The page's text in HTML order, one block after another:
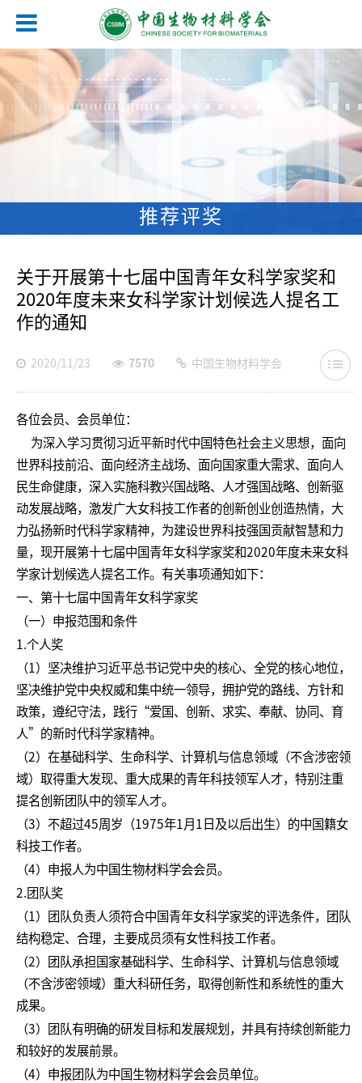
推荐评奖
关于开展第十七届中国青年女科学家奖和
2020年度未来女科学家计划候选人提名工
作的通知
2020/11/23 7570 中国生物材料学会
各位会员、会员单位：
为深入学习贯彻习近平新时代中国特色社会主义思想，面向
世界科技前沿、面向经济主战场、面向国家重大需求、面向人
民生命健康，深入实施科教兴国战略、人才强国战略、创新驱
动发展战略，激发广大女科技工作者的创新创业创造热情，大
力弘扬新时代科学家精神，为建设世界科技强国贡献智慧和力
量，现开展第十七届中国青年女科学家奖和2020年度未来女科
学家计划候选人提名工作。有关事项通知如下：
一、第十七届中国青年女科学家奖
（一）申报范围和条件
1.个人奖
（1）坚决维护习近平总书记党中央的核心、全党的核心地位，
坚决维护党中央权威和集中统一领导，拥护党的路线、方针和
政策，遵纪守法，践行“爱国、创新、求实、奉献、协同、育
人”的新时代科学家精神。
（2）在基础科学、生命科学、计算机与信息领域（不含涉密领
域）取得重大发现、重大成果的青年科技领军人才，特别注重
提名创新团队中的领军人才。
（3）不超过45周岁（1975年1月1日及以后出生）的中国籍女
科技工作者。
（4）申报人为中国生物材料学会会员。
2.团队奖
（1）团队负责人须符合中国青年女科学家奖的评选条件，团队
结构稳定、合理，主要成员须有女性科技工作者。
（2）团队承担国家基础科学、生命科学、计算机与信息领域
（不含涉密领域）重大科研任务，取得创新性和系统性的重大
成果。
（3）团队有明确的研发目标和发展规划，并具有持续创新能力
和较好的发展前景。
（4）申报团队为中国生物材料学会会员单位。